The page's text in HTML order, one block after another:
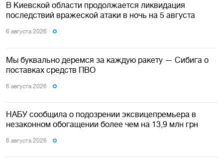
В Киевской области продолжается ликвидация
последствий вражеской атаки в ночь на 5 августа
6 августа 2026
Мы буквально деремся за каждую ракету — Сибига о
поставках средств ПВО
6 августа 2026
НАБУ сообщила о подозрении эксвицепремьера в
незаконном обогащении более чем на 13,9 млн грн
6 августа 2026